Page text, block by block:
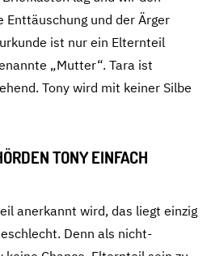
Enttäuschung und der Ärger
ist nur ein Elternteil
„Mutter“. Tara ist
Tony wird mit keiner Silbe
TONY EINFACH
anerkannt wird, das liegt einzig
Denn als nicht-